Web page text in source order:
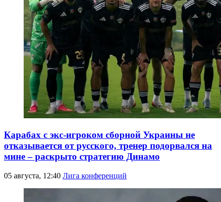
Карабах с экс-игроком сборной Украины не
отказывается от русского, тренер подорвался на
мине – раскрыто стратегию Динамо
05 августа, 12:40 Лига конференций